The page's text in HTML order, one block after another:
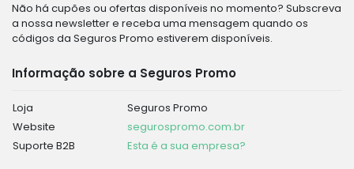
Não há cupões ou ofertas disponíveis no momento? Subscreva
a nossa newsletter e receba uma mensagem quando os
códigos da Seguros Promo estiverem disponíveis.
Informação sobre a Seguros Promo
Loja
Seguros Promo
Website
segurospromo.com.br
Suporte B2B
Esta é a sua empresa?